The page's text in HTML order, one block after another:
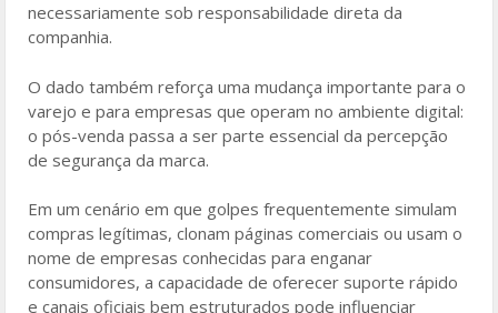
necessariamente sob responsabilidade direta da
companhia.
O dado também reforça uma mudança importante para o
varejo e para empresas que operam no ambiente digital:
o pós-venda passa a ser parte essencial da percepção
de segurança da marca.
Em um cenário em que golpes frequentemente simulam
compras legítimas, clonam páginas comerciais ou usam o
nome de empresas conhecidas para enganar
consumidores, a capacidade de oferecer suporte rápido
e canais oficiais bem estruturados pode influenciar